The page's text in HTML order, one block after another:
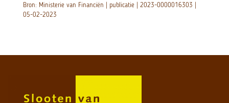
Bron: Ministerie van Financiën | publicatie | 2023-0000016303 |
05-02-2023